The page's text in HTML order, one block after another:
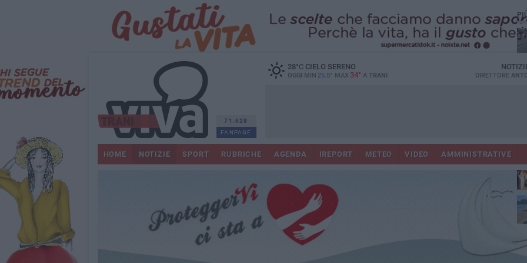
71.628
FANPAGE
28°CCIELO SERENO
OGGI MIN 25.5° MAX 34° A TRANI DIRETTORE
HOME NOTIZIE SPORT RUBRICHE AGENDA IREPORT METEO VIDEO AMMINISTRATIVE